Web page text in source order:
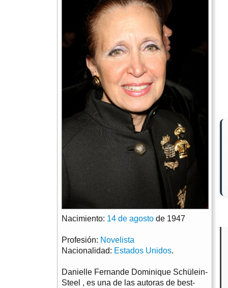
Nacimiento: 14 de agosto de 1947
Profesión: Novelista
Nacionalidad: Estados Unidos.
Danielle Fernande Dominique Schülein-
Steel , es una de las autoras de best-